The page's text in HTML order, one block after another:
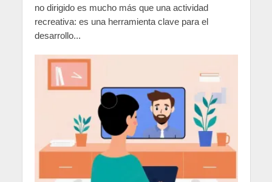
no dirigido es mucho más que una actividad
recreativa: es una herramienta clave para el
desarrollo...